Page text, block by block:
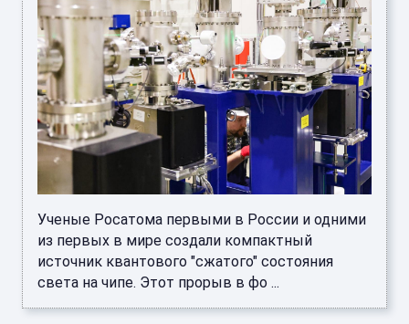
Ученые Росатома первыми в России и одними
из первых в мире создали компактный
источник квантового "сжатого" состояния
света на чипе. Этот прорыв в фо ...